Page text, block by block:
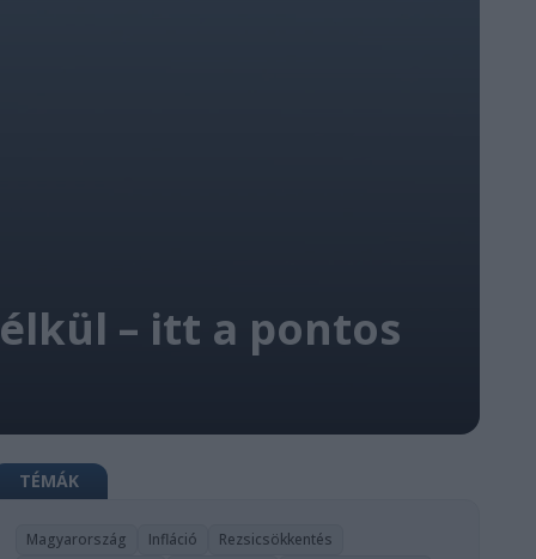
– itt a pontos
TÉMÁK
Magyarország Infláció
Rezsicsökkentés